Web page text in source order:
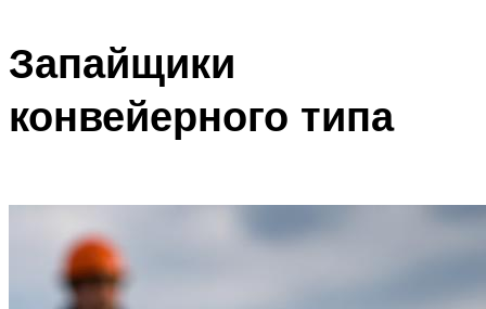
Запайщики
конвейерного типа